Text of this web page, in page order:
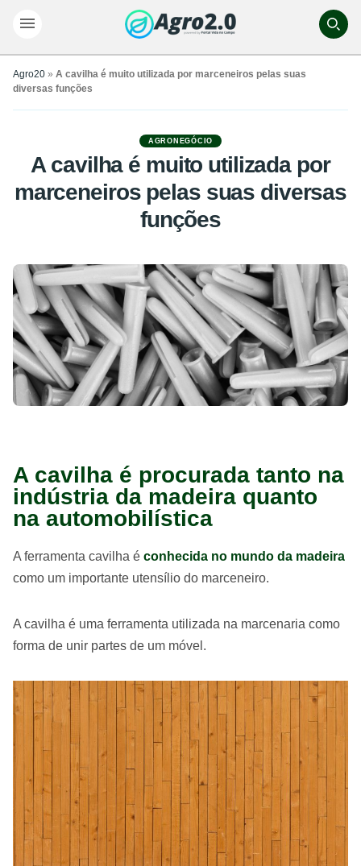
Agro20 » A cavilha é muito utilizada por marceneiros pelas suas
diversas funções
AGRONEGÓCIO
A cavilha é muito utilizada por
marceneiros pelas suas diversas
funções
A cavilha é procurada tanto na
indústria da madeira quanto
na automobilística
A ferramenta cavilha é conhecida no mundo da madeira
como um importante utensílio do marceneiro.
A cavilha é uma ferramenta utilizada na marcenaria como
forma de unir partes de um móvel.